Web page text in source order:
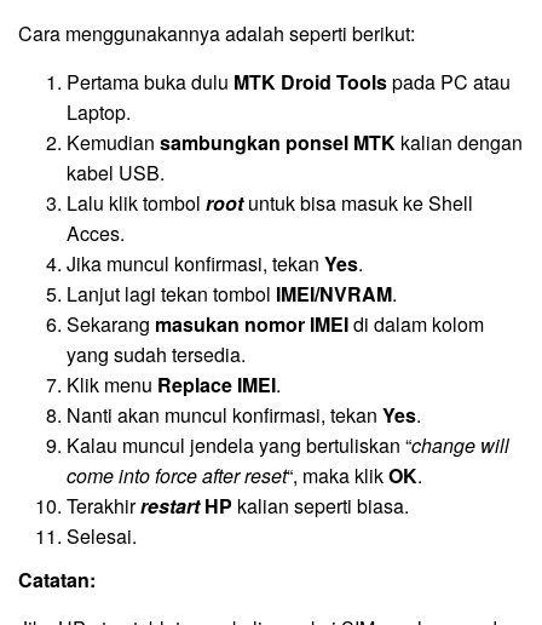
Cara menggunakannya adalah seperti berikut:
Pertama buka dulu MTK Droid Toolspada PC atau
Laptop.
Kemudian sambungkan ponsel MTK kalian dengan
kabel USB.
Lalu klik tombol rootuntuk bisa masuk ke Shell
Acces.
Jika muncul konfirmasi, tekan Yes.
Lanjut lagi tekan tombol IMEI/NVRAM.
Sekarang masukan nomor IMEIdi dalam kolom
yang sudah tersedia.
Klik menu Replace IMEI.
Nanti akan muncul konfirmasi, tekan Yes.
Kalau muncul jendela yang bertuliskan “change will
come into force after reset“, maka klikOK.
TerakhirrestartHP kalian seperti biasa.
Selesai.
Catatan: